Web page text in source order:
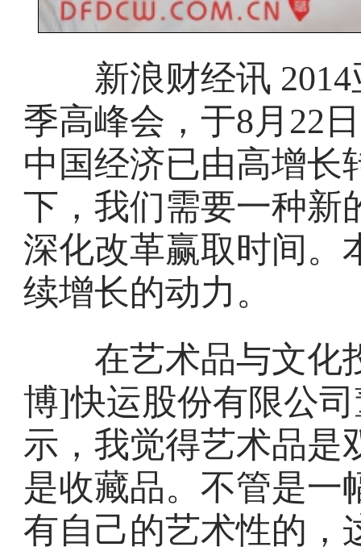
新浪财经讯 2014
季高峰会，于8月22
中国经济已由高增长
下，我们需要一种新
深化改革赢取时间。
续增长的动力。
在艺术品与文化
博]快运股份有限公
示，我觉得艺术品是
是收藏品。不管是一
有自己的艺术性的，